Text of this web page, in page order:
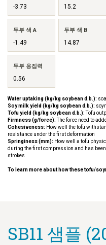
-3.73 15.2
두부 색 A
-1.49
두부 색 B
14.87
두부 응집력
0.56
Water uptaking (kg/kg soybean d.b.):
Soy milk yield (kg/kg soybean d.b.):
Tofu yield (kg/kg soybean d.b.):Tofu
Firmness (g/force):The force need to
Cohesiveness: How well the tofu
resistance under the first deformation
Springiness (mm): How well a tofu
during the first compression and has
strokes
To learn more about how these tofu/
SB11 샘플